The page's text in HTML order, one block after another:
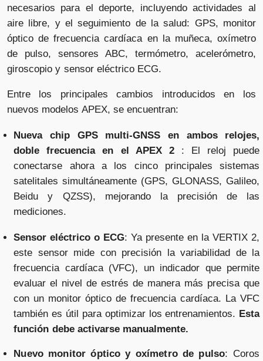
necesarios para el deporte, incluyendo actividades al
aire libre, y el seguimiento de la salud: GPS, monitor
óptico de frecuencia cardíaca en la muñeca, oxímetro
de pulso, sensores ABC, termómetro, acelerómetro,
giroscopio y sensor eléctrico ECG.
Entre los principales cambios introducidos en los
nuevos modelos APEX, se encuentran:
Nueva chip GPS multi-GNSS en ambos relojes,
doble frecuencia en el APEX 2 : El reloj puede
conectarse ahora a los cinco principales sistemas
satelitales simultáneamente (GPS, GLONASS, Galileo,
Beidu y QZSS), mejorando la precisión de las
mediciones.
Sensor eléctrico o ECG: Ya presente en la VERTIX 2,
este sensor mide con precisión la variabilidad de la
frecuencia cardíaca (VFC), un indicador que permite
evaluar el nivel de estrés de manera más precisa que
con un monitor óptico de frecuencia cardíaca. La VFC
también es útil para optimizar los entrenamientos. Esta
función debe activarse manualmente.
Nuevo monitor óptico y oxímetro de pulso: Coros